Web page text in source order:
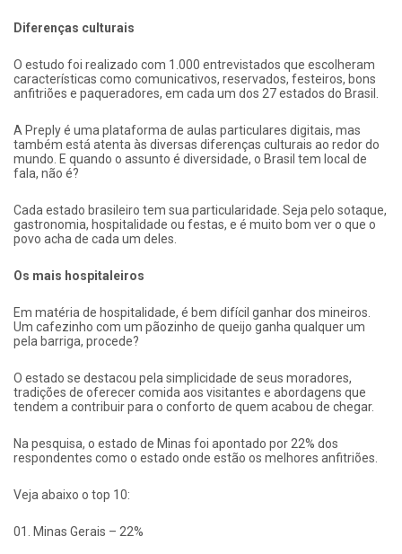
Diferenças culturais
O estudo foi realizado com 1.000 entrevistados que escolheram
características como comunicativos, reservados, festeiros, bons
anfitriões e paqueradores, em cada um dos 27 estados do Brasil.
A Preply é uma plataforma de aulas particulares digitais, mas
também está atenta às diversas diferenças culturais ao redor do
mundo. E quando o assunto é diversidade, o Brasil tem local de
fala, não é?
Cada estado brasileiro tem sua particularidade. Seja pelo sotaque,
gastronomia, hospitalidade ou festas, e é muito bom ver o que o
povo acha de cada um deles.
Os mais hospitaleiros
Em matéria de hospitalidade, é bem difícil ganhar dos mineiros.
Um cafezinho com um pãozinho de queijo ganha qualquer um
pela barriga, procede?
O estado se destacou pela simplicidade de seus moradores,
tradições de oferecer comida aos visitantes e abordagens que
tendem a contribuir para o conforto de quem acabou de chegar.
Na pesquisa, o estado de Minas foi apontado por 22% dos
respondentes como o estado onde estão os melhores anfitriões.
Veja abaixo o top 10:
01. Minas Gerais – 22%